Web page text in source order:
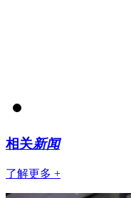
相关新闻
了解更多 +